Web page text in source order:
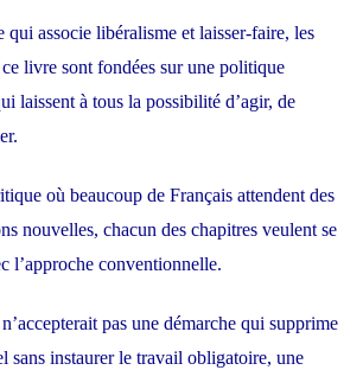
qui associe libéralisme et laisser-faire, les
livre sont fondées sur une politique
laissent à tous la possibilité d’agir, de
où beaucoup de Français attendent des
nouvelles, chacun des chapitres veulent se
l’approche conventionnelle.
pas une démarche qui supprime
sans instaurer le travail obligatoire, une